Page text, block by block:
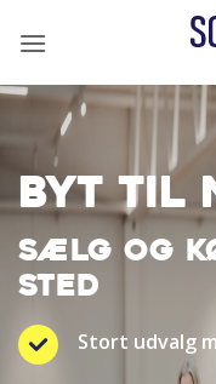
BYT TIL
SÆLG OG
STED
Stort udvalg